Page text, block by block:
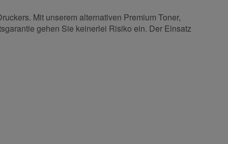
Mit unserem alternativen Premium Toner,
gehen Sie keinerlei Risiko ein. Der Einsatz